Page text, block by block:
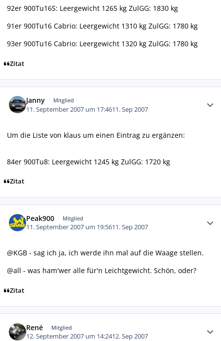
92er 900Tu16S: Leergewicht 1265 kg ZulGG: 1830 kg
91er 900Tu16 Cabrio: Leergewicht 1310 kg ZulGG: 1780 kg
93er 900Tu16 Cabrio: Leergewicht 1320 kg ZulGG: 1780 kg
Zitat
Janny Mitglied
11. September 2007 um 17:4611. Sep 2007
Um die Liste von klaus um einen Eintrag zu ergänzen:
84er 900Tu8: Leergewicht 1245 kg ZulGG: 1720 kg
Zitat
Peak900 Mitglied
11. September 2007 um 19:5611. Sep 2007
@KGB - sag ich ja, ich werde ihn mal auf die Waage stellen.
@all - was ham'wer alle für'n Leichtgewicht. Schön, oder?
Zitat
René Mitglied
12. September 2007 um 14:2412. Sep 2007